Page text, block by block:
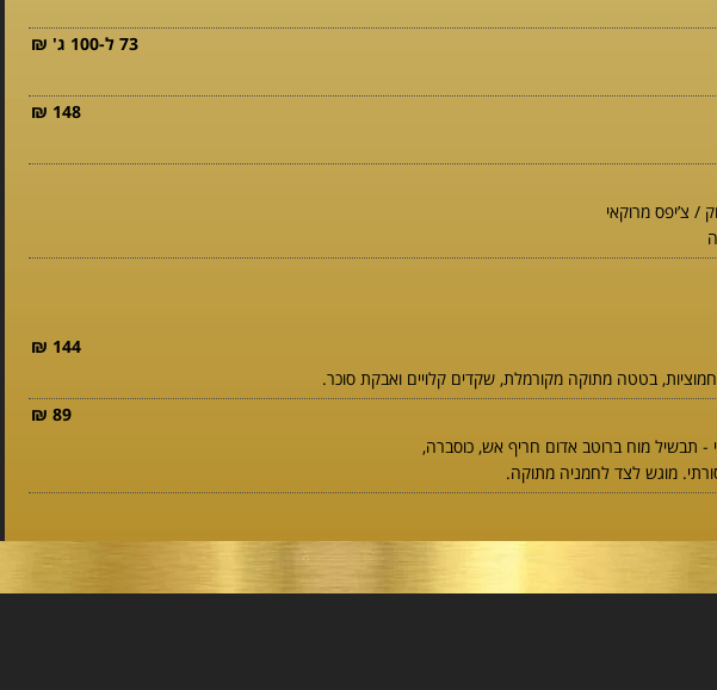
73 ל-100 ג' ₪
148 ₪
/ צ’יפס מרוקאי
144 ₪
בטטה מתוקה מקורמלת, שקדים קלויים ואבקת סוכר.
89 ₪
תבשיל מוח ברוטב אדום חריף אש, כוסברה,
מוגש לצד לחמניה מתוקה.